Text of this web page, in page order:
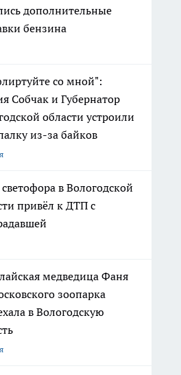
дополнительные
бензина
со мной":
Собчак и Губернатор
области устроили
из-за байков
в Вологодской
привёл к ДТП с
медведица Фаня
зоопарка
в Вологодскую